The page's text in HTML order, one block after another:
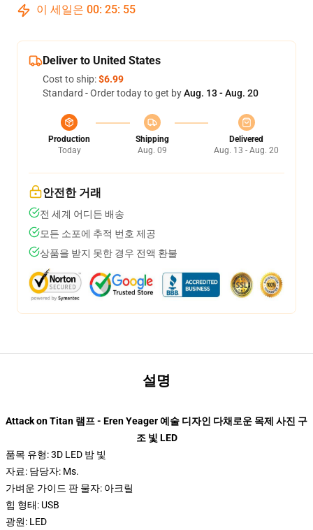
이 세일은 00: 25: 54
Deliver to United States
Cost to ship:$6.99
Standard - Order today to get byAug. 13 - Aug. 20
Production
Today
Shipping
Aug. 09
Delivered
Aug. 13 - Aug. 20
안전한 거래
전 세계 어디든 배송
모든 소포에 추적 번호 제공
상품을 받지 못한 경우 전액 환불
설명
Attack on Titan 램프 - Eren Yeager 예술 디자인 다채로운 목제 사진 구
조 빛 LED
품목 유형: 3D LED 밤 빛
자료: 담당자: Ms.
가벼운 가이드 판 물자: 아크릴
힘 형태: USB
광원: LED